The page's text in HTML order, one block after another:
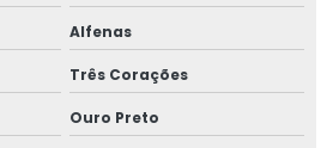
Alfenas
Três Corações
Ouro Preto